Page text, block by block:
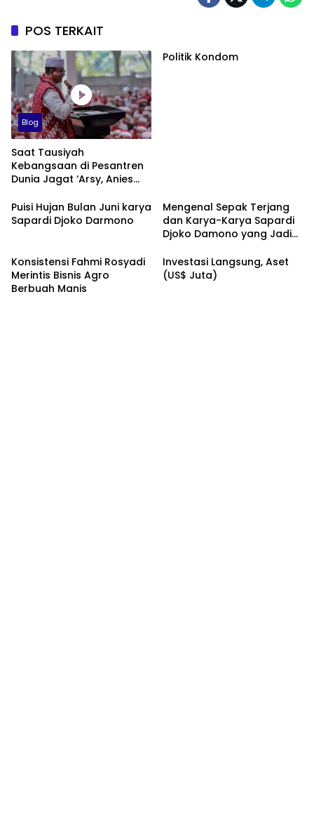
POS TERKAIT
Blog
Saat Tausiyah
Kebangsaan di Pesantren
Dunia Jagat ‘Arsy, Anies
Dukungan dari Abah Aos
Politik Kondom
Puisi Hujan Bulan Juni karya
Sapardi Djoko Darmono
Mengenal Sepak Terjang
dan Karya-Karya Sapardi
Djoko Damono yang Jadi
Konsistensi Fahmi Rosyadi
Merintis Bisnis Agro
Berbuah Manis
Investasi Langsung, Aset
(US$ Juta)